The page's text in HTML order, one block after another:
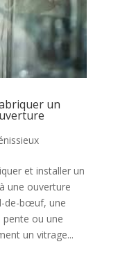
un
et installer un
une ouverture
de-bœuf, une
pente ou une
un vitrage...